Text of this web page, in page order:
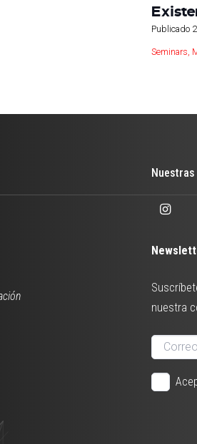
Publicado
Seminars,
nuestra